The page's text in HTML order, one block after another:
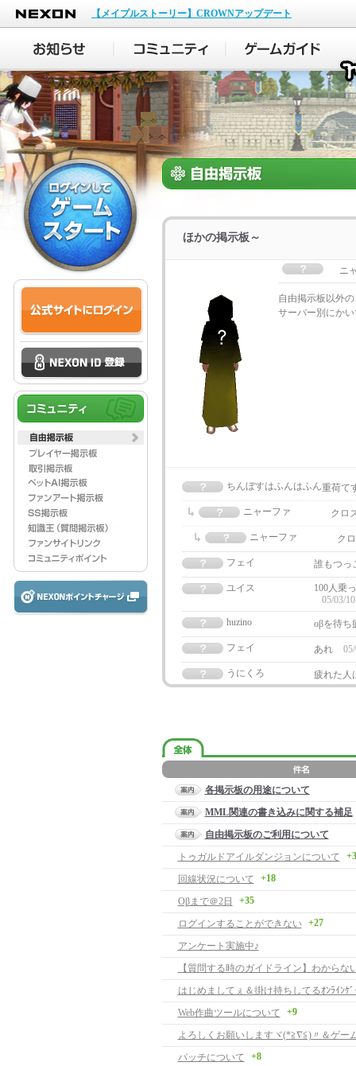
NEXON
【メイプルストーリー】CROWNアップデート
ほかの掲示板～
ニ
自由掲示板以外
サーバー別にか
ちんぼすはふんはふん重荷て
ニャーファ クロ
ニャーファ ク
フェイ 誰もつっ
ユイス
100人乗
05/03/
huzino
oβを待ち
フェイ あれ
うにくろ 疲れた人
各掲示板の用途について
MML関連の書き込みに関する補足
自由掲示板のご利用について
トゥガルドアイルダンジョンについて
+3
回線状況について +18
Oβまで＠2日 +35
ログインすることができない +27
アンケート実施中♪
はじめましてぇ＆掛け持ちしてるｵﾝﾗｲﾝｹﾞ
Web作曲ツールについて
+9
パッチについて +8